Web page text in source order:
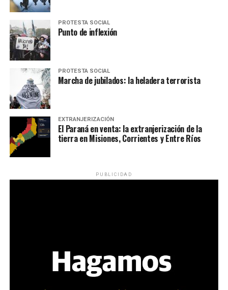
PROTESTA SOCIAL
Punto de inflexión
PROTESTA SOCIAL
Marcha de jubilados: la heladera terrorista
EXTRANJERIZACIÓN
El Paraná en venta: la extranjerización de la
tierra en Misiones, Corrientes y Entre Ríos
PUBLICIDAD